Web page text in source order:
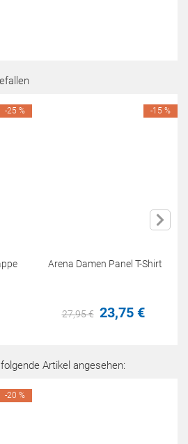
-25 %
Arena Damen Panel T-Shirt
27,95€ 23,75 €
-15 %
Artikel angesehen:
-20 %